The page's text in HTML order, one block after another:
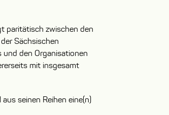
paritätisch zwischen den
Sächsischen
und den Organisationen
mit insgesamt
seinen Reihen eine(n)